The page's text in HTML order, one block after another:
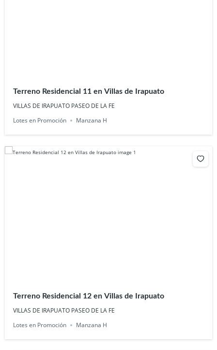
Terreno Residencial 11 en Villas de Irapuato
VILLAS DE IRAPUATO PASEO DE LA FE
Lotes en Promoción
Manzana H
Terreno Residencial 12 en Villas de Irapuato
VILLAS DE IRAPUATO PASEO DE LA FE
Lotes en Promoción
Manzana H